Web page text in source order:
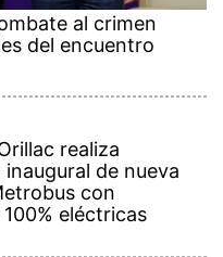
al crimen
del encuentro
realiza
de nueva
con
eléctricas